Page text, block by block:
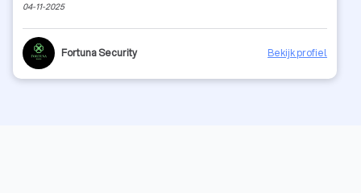
04-11-2025
Fortuna Security Bekijk profiel